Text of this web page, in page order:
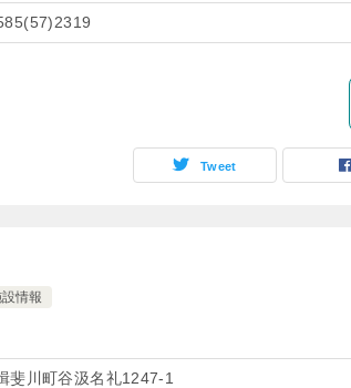
Tweet
情報
斐川町谷汲名礼1247-1